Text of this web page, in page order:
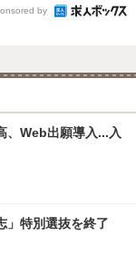
by
、Web出願導入...入
」特別選抜を終了